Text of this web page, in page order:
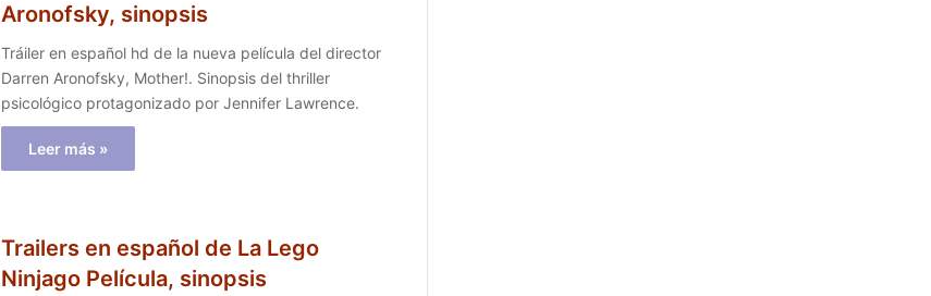
Aronofsky, sinopsis
Tráiler en español hd de la nueva película del director
Darren Aronofsky, Mother!. Sinopsis del thriller
psicológico protagonizado por Jennifer Lawrence.
Leer más »
Trailers en español de La Lego
Ninjago Película, sinopsis